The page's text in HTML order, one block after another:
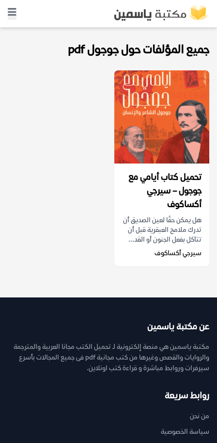
جميع المؤلفات حول جوجول pdf
تحميل كتاب أيامي مع
جوجول – سيرجي
أكساكوف
هل يمكن حقًا لعين الصديق أن
تدرك ملامح العبقرية قبل أن
تتآكل بفعل الجنون أو القد...
سيرجي أكساكوف
عن مكتبة ياسمين
مكتبة ياسمين هي منصة إلكترونية لـ تحميل الكتب مجانا العربية والمترجمة
والروايات والقصص وغيرها من كتب مجانية pdf فى جميع المجالات بأسرع
سيرفرات وروابط مباشرة و قراءة كتب اونلاين.
روابط سريعة
من نحن
سياسة الخصوصية